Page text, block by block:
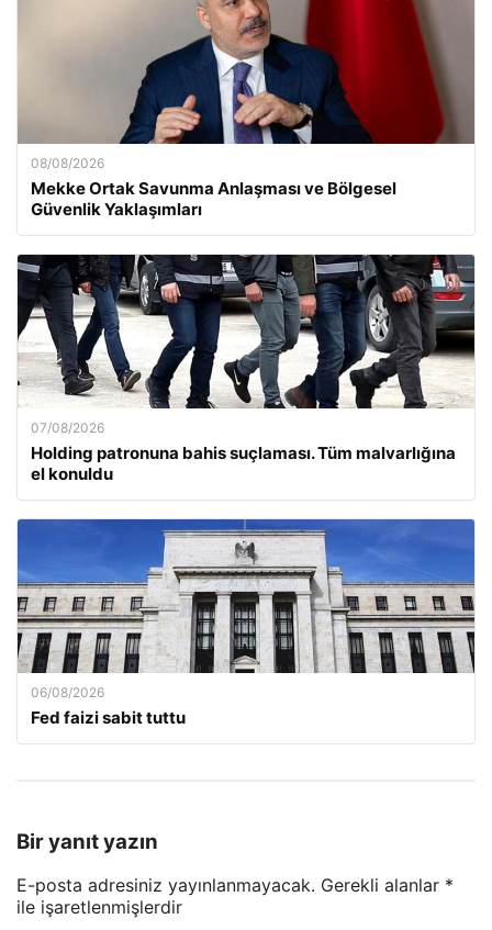
08/08/2026
Mekke Ortak Savunma Anlaşması ve Bölgesel
Güvenlik Yaklaşımları
07/08/2026
Holding patronuna bahis suçlaması. Tüm malvarlığına
el konuldu
06/08/2026
Fed faizi sabit tuttu
Bir yanıt yazın
E-posta adresiniz yayınlanmayacak. Gerekli alanlar *
ile işaretlenmişlerdir